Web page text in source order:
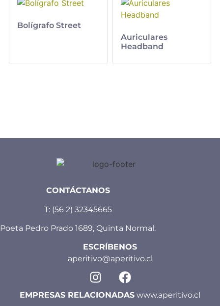
Bolígrafo Street
Auriculares
Headband
CONTÁCTANOS
T: (56 2) 32345665
Poeta Pedro Prado 1689, Quinta Normal.
ESCRÍBENOS
aperitivo@aperitivo.cl
EMPRESAS RELACIONADAS www.aperitivo.cl